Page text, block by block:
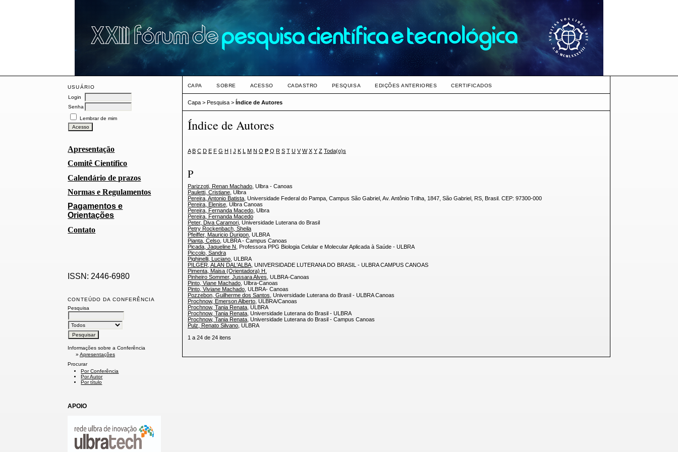
USUÁRIO
Login
Senha
Lembrar de mim
Apresentação
Comitê Científico
Calendário de prazos
Normas e Regulamentos
Pagamentos e
Orientações
Contato
ISSN: 2446-6980
CONTEÚDO DA CONFERÊNCIA
Pesquisa
Informações sobre a Conferência
» Apresentações
Procurar
Por Conferência
Por Autor
Por título
APOIO
CAPA SOBRE ACESSO CADASTRO PESQUISA EDIÇÕES ANTERIORES CERTIFICADOS
Capa> Pesquisa> Índice de Autores
Índice de Autores
A B C D E F G H I J K L M N O P Q R S T U V W X Y Z Toda(o)s
P
Parizzoti, Renan Machado, Ulbra - Canoas
Pauletti, Cristiane, Ulbra
Pereira, Antonio Batista, Universidade Federal do Pampa, Campus São Gabriel, Av. Antônio Trilha, 1847, São Gabriel, RS, Brasil. CEP: 97300-000
Pereira, Elenise, Ulbra Canoas
Pereira, Fernanda Macedo, Ulbra
Pereira, Fernanda Macedo
Peter, Diva Caramori, Universidade Luterana do Brasil
Petry Rockenbach, Sheila
Pfeiffer, Mauricio Durigon, ULBRA
Pianta, Celso, ULBRA - Campus Canoas
Picada, Jaqueline N
, Professora PPG Biologia Celular e Molecular Aplicada à Saúde - ULBRA
Piccolo, Sandra
Pighinelli, Luciano, ULBRA
PILGER, ALAN DAL'ALBA, UNIVERSIDADE LUTERANA DO BRASIL - ULBRA CAMPUS CANOAS
Pimenta, Maisa (Orientadora) H.
Pinheiro Sommer, Jussara Alves , ULBRA-Canoas
Pinto, Viane Machado, Ulbra-Canoas
Pinto, Viviane Machado, ULBRA- Canoas
Pozzebon, Guilherme dos Santos , Universidade Luterana do Brasil - ULBRA Canoas
Prochnow, Emerson Alberto, ULBRA/Canoas
Prochnow, Tania Renata, ULBRA
Prochnow, Tania Renata, Universidade Luterana do Brasil - ULBRA
Prochnow, Tania Renata, Universidade Luterana do Brasil - Campus Canoas
Pulz, Renato Silvano, ULBRA
1 a 24 de 24 itens